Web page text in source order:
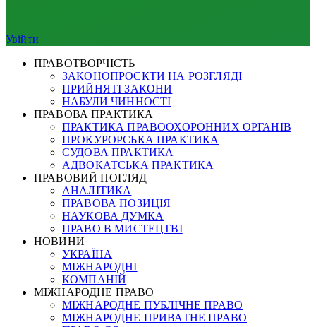
Увійти
ПРАВОТВОРЧІСТЬ
ЗАКОНОПРОЄКТИ НА РОЗГЛЯДІ
ПРИЙНЯТІ ЗАКОНИ
НАБУЛИ ЧИННОСТІ
ПРАВОВА ПРАКТИКА
ПРАКТИКА ПРАВООХОРОННИХ ОРГАНІВ
ПРОКУРОРСЬКА ПРАКТИКА
СУДОВА ПРАКТИКА
АДВОКАТСЬКА ПРАКТИКА
ПРАВОВИЙ ПОГЛЯД
АНАЛІТИКА
ПРАВОВА ПОЗИЦІЯ
НАУКОВА ДУМКА
ПРАВО В МИСТЕЦТВІ
НОВИНИ
УКРАЇНА
МІЖНАРОДНІ
КОМПАНІЙ
МІЖНАРОДНЕ ПРАВО
МІЖНАРОДНЕ ПУБЛІЧНЕ ПРАВО
МІЖНАРОДНЕ ПРИВАТНЕ ПРАВО